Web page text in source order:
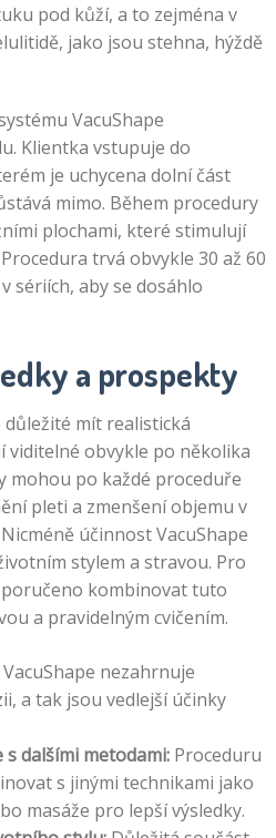
pod kůží, a to zejména v
jako jsou stehna, hýždě
VacuShape
Klientka vstupuje do
je uchycena dolní část
mimo. Během procedury
plochami, které stimulují
trvá obvykle 30 až 60
sériích, aby se dosáhlo
a prospekty
mít realistická
viditelné obvykle po několika
mohou po každé proceduře
pleti a zmenšení objemu v
účinnost VacuShape
stylem a stravou. Pro
kombinovat tuto
a pravidelným cvičením.
nezahrnuje
a tak jsou vedlejší účinky
dalšími metodami:Proceduru
s jinými technikami jako
masáže pro lepší výsledky.